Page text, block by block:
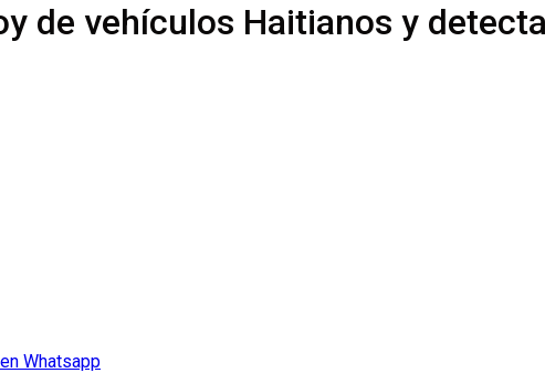
de vehículos Haitianos y
Whatsapp